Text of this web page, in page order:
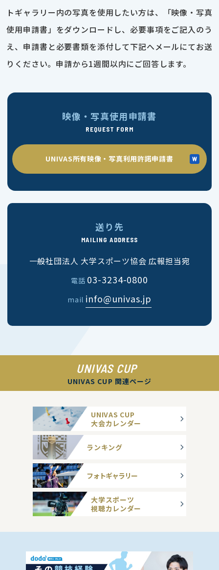
トギャラリー内の写真を使用したい方は、「映像・写真
使用申請書」をダウンロードし、必要事項をご記入のう
え、申請書と必要書類を添付して下記へメールにてお送
りください。申請から1週間以内にご回答します。
映像・写真使用申請書
REQUEST FORM
UNIVAS所有映像・写真利用許諾申請書
送り先
MAILING ADDRESS
一般社団法人 大学スポーツ協会 広報担当宛
電話 03-3234-0800
mail info@univas.jp
UNIVAS CUP
UNIVAS CUP 関連ページ
UNIVAS CUP
大会カレンダー
ランキング
フォトギャラリー
大学スポーツ
視聴カレンダー